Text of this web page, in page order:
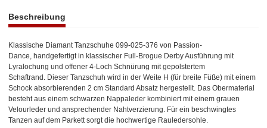
Beschreibung
Klassische Diamant Tanzschuhe 099-025-376 von Passion-
Dance, handgefertigt in klassischer Full-Brogue Derby Ausführung mit
Lyralochung und offener 4-Loch Schnürung mit gepolstertem
Schaftrand. Dieser Tanzschuh wird in der Weite H (für breite Füße) mit einem
Schock absorbierenden 2 cm Standard Absatz hergestellt. Das Obermaterial
besteht aus einem schwarzen Nappaleder kombiniert mit einem grauen
Velourleder und ansprechender Nahtverzierung. Für ein beschwingtes
Tanzen auf dem Parkett sorgt die hochwertige Rauledersohle.